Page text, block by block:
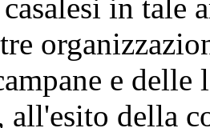
in tale
e
all'esito della